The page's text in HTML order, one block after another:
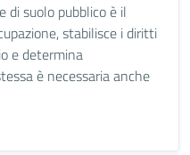
di suolo pubblico è il
stabilisce i diritti
e determina
è necessaria anche